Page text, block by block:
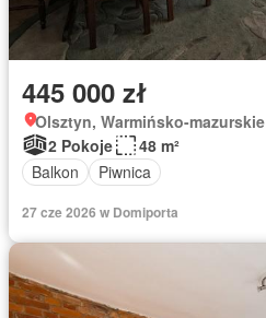
445 000 zł
Olsztyn, Warmińsko-mazurskie
2 Pokoje
48 m²
Balkon
Piwnica
27 cze 2026 w Domiporta